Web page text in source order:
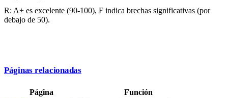
R: A+ es excelente (90-100), F indica brechas significativas (por
debajo de 50).
Páginas relacionadas
Página
Función